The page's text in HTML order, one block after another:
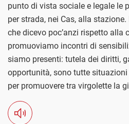
punto di vista sociale e legale le
per strada, nei Cas, alla
che dicevo poc’anzi rispetto alla
promuoviamo incontri di
siamo presenti: tutela dei diritti,
opportunità, sono tutte
per promuovere tra virgolette la